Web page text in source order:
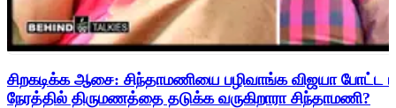
சிறகடிக்க ஆசை: சிந்தாமணியை பழிவாங்க விஜயா போட்ட
நேரத்தில் திருமணத்தை தடுக்க வருகிறாரா சிந்தாமணி?